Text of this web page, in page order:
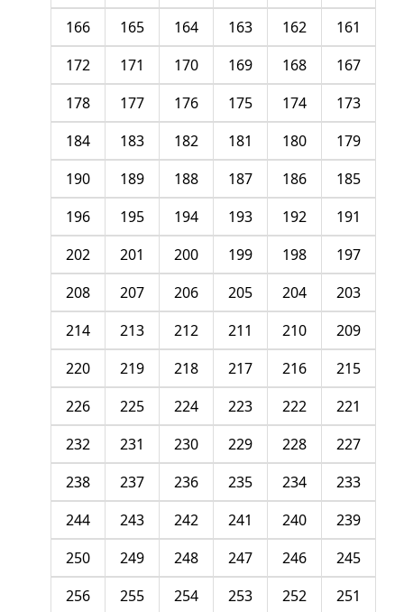
161
162
163
164
165
166
167
168
169
170
171
172
173
174
175
176
177
178
179
180
181
182
183
184
185
186
187
188
189
190
191
192
193
194
195
196
197
198
199
200
201
202
203
204
205
206
207
208
209
210
211
212
213
214
215
216
217
218
219
220
221
222
223
224
225
226
227
228
229
230
231
232
233
234
235
236
237
238
239
240
241
242
243
244
245
246
247
248
249
250
251
252
253
254
255
256